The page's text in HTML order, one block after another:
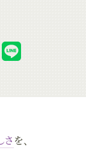
フォロー
オ
さ を、